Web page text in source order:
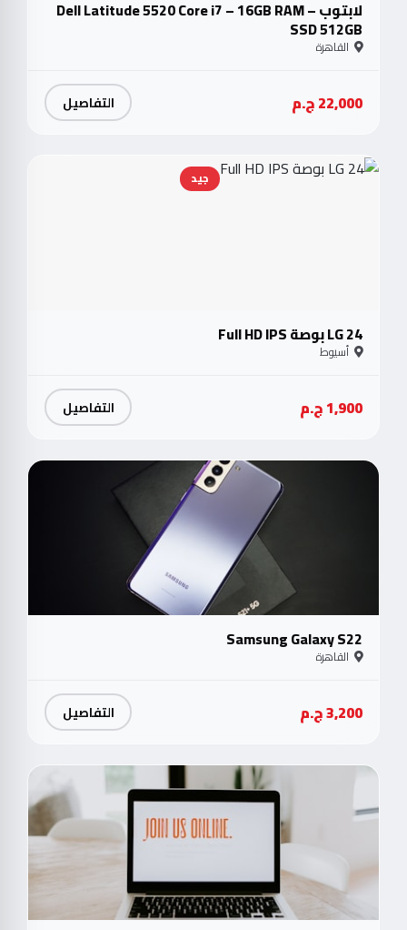
لابتوب Dell Latitude 5520 Core i7 – 16GB RAM –
SSD 512GB
القاهرة
22,000 ج.م التفاصيل
جيد
LG 24 بوصة Full HD IPS
أسيوط
1,900 ج.م التفاصيل
Samsung Galaxy S22
القاهرة
3,200 ج.م التفاصيل